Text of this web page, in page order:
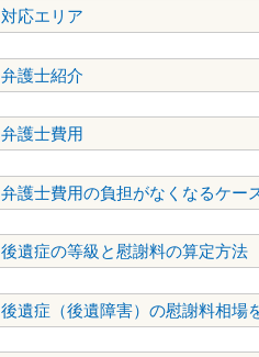
対応エリア
弁護士紹介
弁護士費用
弁護士費用の負担がなくなるケー
後遺症の等級と慰謝料の算定方法
後遺症（後遺障害）の慰謝料相場